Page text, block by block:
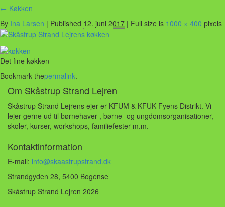
← Køkken
By Ina Larsen | Published 12. juni 2017 | Full size is 1000 × 400 pixels
Det fine køkken
Bookmark thepermalink.
Om Skåstrup Strand Lejren
Skåstrup Strand Lejrens ejer er KFUM & KFUK Fyens Distrikt. Vi
lejer gerne ud til børnehaver , børne- og ungdomsorganisationer,
skoler, kurser, workshops, familiefester m.m.
Kontaktinformation
E-mail: info@skaastrupstrand.dk
Strandgyden 28, 5400 Bogense
Skåstrup Strand Lejren 2026